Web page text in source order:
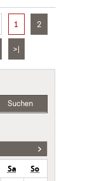
1 2
>|
Suchen
Sa
So